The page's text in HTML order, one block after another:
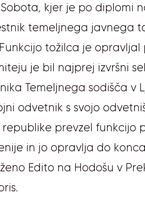
kjer je po diplomi
temeljnega javnega
tožilca je
je bil najprej izvršni
Temeljnega sodišča
odvetnik s svojo
prevzel funkcijo
in jo opravlja do
Edito na Hodošu v